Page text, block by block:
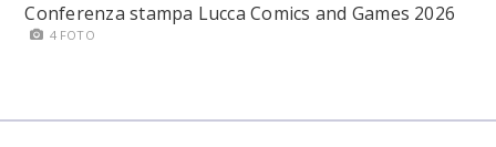
Conferenza stampa Lucca Comics and Games 2026
4 FOTO